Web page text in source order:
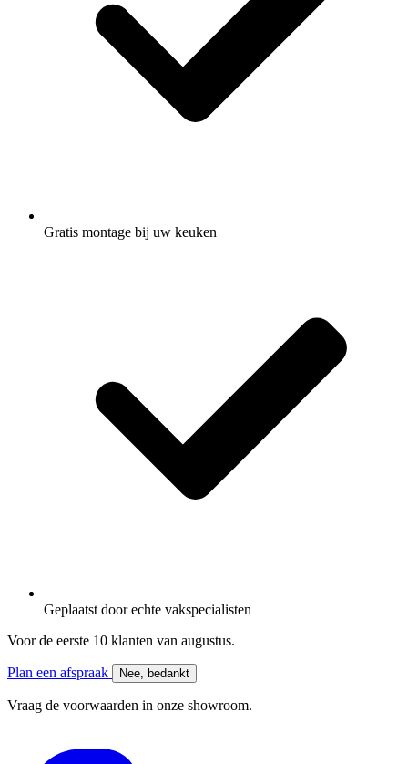
Gratis montage bij uw keuken
Geplaatst doorechte vakspecialisten
Voor de eerste 10 klanten van augustus.
Plan een afspraak Nee, bedankt
Vraag de voorwaarden in onze showroom.